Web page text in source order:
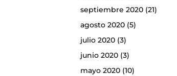
septiembre 2020(21)
agosto 2020(5)
julio 2020(3)
junio 2020(3)
mayo 2020(10)